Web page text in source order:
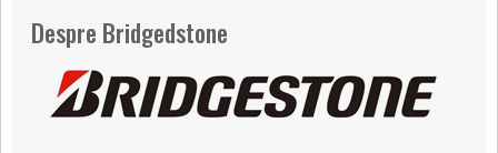
Despre Bridgedstone